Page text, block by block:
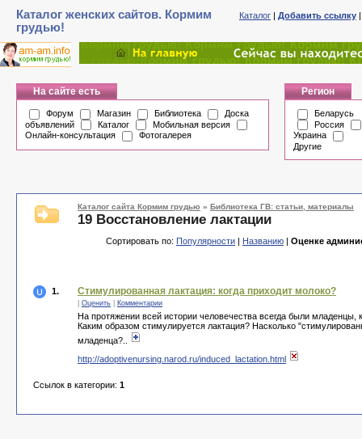
Каталог женских сайтов. Кормим
грудью!
Каталог | Добавить ссылку
На сайте есть
Форум Магазин Библиотека
Доска
объявлений
Каталог
Мобильная версия
Онлайн-консультация
Фотогалерея
Регион
Беларусь
Россия
Украина
Другие
Каталог сайта Кормим грудью » Библиотека ГВ: статьи, материалы
19 Восстановление лактации
Сортировать по: Популярности | Названию | Оценке
1. Стимулированная лактация: когда приходит молоко?
Оценить Комментарии
На протяжении всей истории человечества всегда были
Каким образом стимулируется лактация? Насколько
младенца?..
http://adoptivenursing.narod.ru/induced_lactation.html
Ссылок в категории: 1